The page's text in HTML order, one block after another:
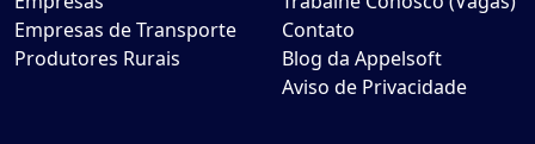
Empresas de Transporte
Produtores Rurais
Contato
Blog da Appelsoft
Aviso de Privacidade